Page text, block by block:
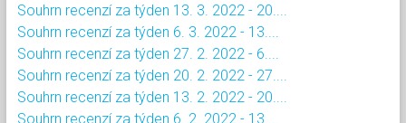
Souhrn recenzí za týden 13. 3. 2022 - 20....
Souhrn recenzí za týden 6. 3. 2022 - 13....
Souhrn recenzí za týden 27. 2. 2022 - 6....
Souhrn recenzí za týden 20. 2. 2022 - 27....
Souhrn recenzí za týden 13. 2. 2022 - 20....
Souhrn recenzí za týden 6. 2. 2022 - 13....